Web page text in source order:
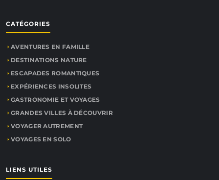
CATÉGORIES
AVENTURES EN FAMILLE
DESTINATIONS NATURE
ESCAPADES ROMANTIQUES
EXPÉRIENCES INSOLITES
GASTRONOMIE ET VOYAGES
GRANDES VILLES À DÉCOUVRIR
VOYAGER AUTREMENT
VOYAGES EN SOLO
LIENS UTILES